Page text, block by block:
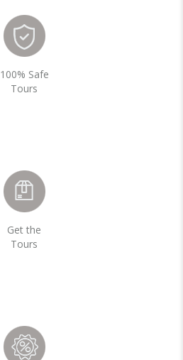
100% Safe
Tours
Get the
Tours